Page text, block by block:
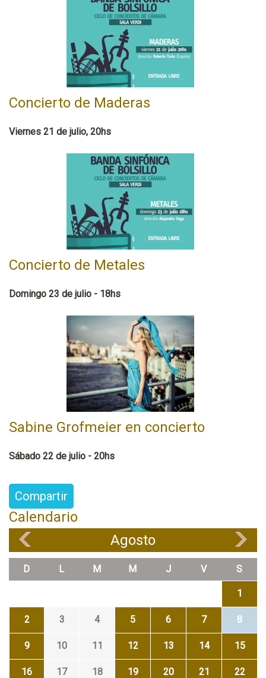
Concierto de Maderas
Viernes 21 de julio, 20hs
Concierto de Metales
Domingo 23 de julio - 18hs
Sabine Grofmeier en concierto
Sábado 22 de julio - 20hs
Compartir
Calendario
Agosto
D L M M J V S
1
2 3 4 5 6 7 8
9 10 11 12 13 14 15
16 17 18 19 20 21 22